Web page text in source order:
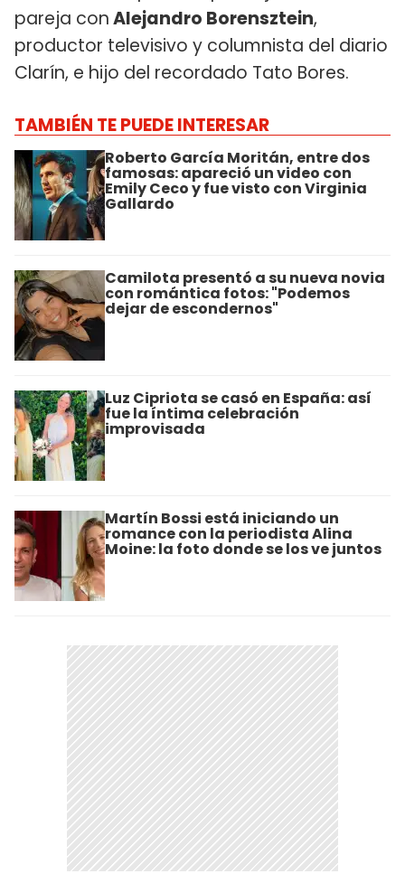
pareja conAlejandro Borensztein,
productor televisivo y columnista del diario
Clarín, e hijo del recordado Tato Bores.
TAMBIÉN TE PUEDE INTERESAR
Roberto García Moritán, entre dos
famosas: apareció un video con
Emily Ceco y fue visto con Virginia
Gallardo
Camilota presentó a su nueva novia
con romántica fotos: "Podemos
dejar de escondernos"
Luz Cipriota se casó en España: así
fue la íntima celebración
improvisada
Martín Bossi está iniciando un
romance con la periodista Alina
Moine: la foto donde se los ve juntos